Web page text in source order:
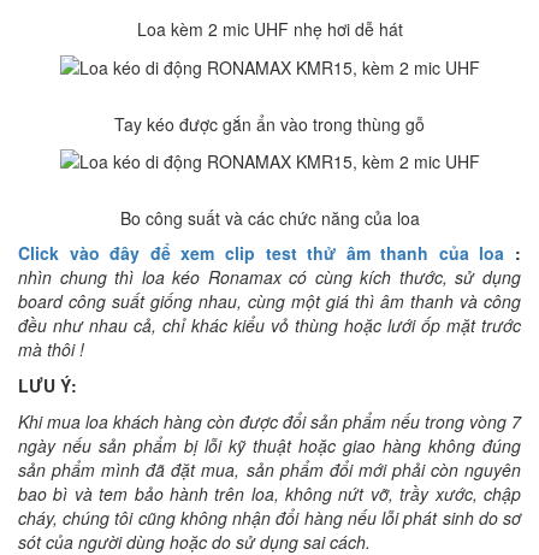
Loa kèm 2 mic UHF nhẹ hơi dễ hát
Tay kéo được gắn ẩn vào trong thùng gỗ
Bo công suất và các chức năng của loa
Click vào đây để xem clip test thử âm thanh của loa :
nhìn chung thì loa kéo Ronamax có cùng kích thước, sử dụng
board công suất giống nhau, cùng một giá thì âm thanh và công
đều như nhau cả, chỉ khác kiểu vỏ thùng hoặc lưới ốp mặt trước
mà thôi !
LƯU Ý:
Khi mua loa khách hàng còn được đổi sản phẩm nếu trong vòng 7
ngày nếu sản phẩm bị lỗi kỹ thuật hoặc giao hàng không đúng
sản phẩm mình đã đặt mua, sản phẩm đổi mới phải còn nguyên
bao bì và tem bảo hành trên loa, không nứt vỡ, trầy xước, chập
cháy, chúng tôi cũng không nhận đổi hàng nếu lỗi phát sinh do sơ
sót của người dùng hoặc do sử dụng sai cách.